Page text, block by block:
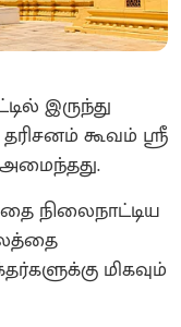
இருந்து
கூவம் ஸ்ரீ
நிலைநாட்டிய
மிகவும்